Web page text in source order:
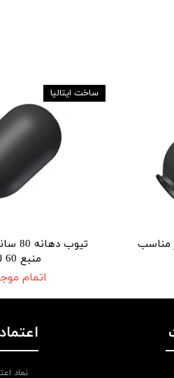
مناسب
تیوب
منبع 60 لیتر
اتمام
ساخت ایتالیا
اعتماد
نماد